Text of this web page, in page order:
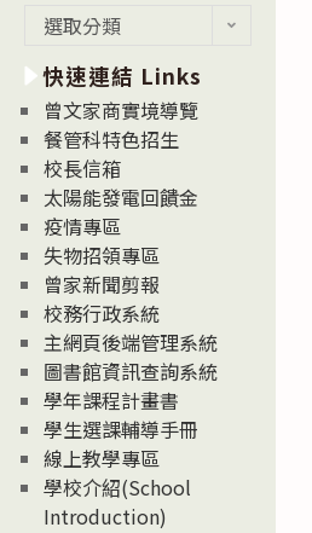
消
息
News
選取分類
快速連結 Links
曾文家商實境導覽
餐管科特色招生
校長信箱
太陽能發電回饋金
疫情專區
失物招領專區
曾家新聞剪報
校務行政系統
主網頁後端管理系統
圖書館資訊查詢系統
學年課程計畫書
學生選課輔導手冊
線上教學專區
學校介紹(School
Introduction)